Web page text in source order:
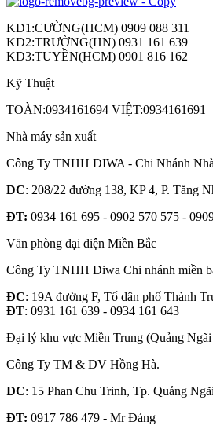
KD1:CƯỜNG(HCM) 0909 088 311
KD2:TRƯỜNG(HN) 0931 161 639
KD3:TUYỀN(HCM) 0901 816 162
Kỹ Thuật
TOÀN:0934161694 VIỆT:0934161691
Nhà máy sản xuất
Công Ty TNHH DIWA - Chi Nhánh
DC: 208/22 đường 138, KP 4, P. Tăng
ĐT: 0934 161 695 - 0902 570 575 -
Văn phòng đại diện Miền Bắc
Công Ty TNHH Diwa Chi nhánh miền
ĐC: 19A đường F, Tổ dân phố Thành
ĐT: 0931 161 639 - 0934 161 643
Đại lý khu vực Miền Trung (Quảng
Công Ty TM & DV Hồng Hà.
ĐC: 15 Phan Chu Trinh, Tp. Quảng Ngãi
ĐT: 0917 786 479 - Mr Đáng